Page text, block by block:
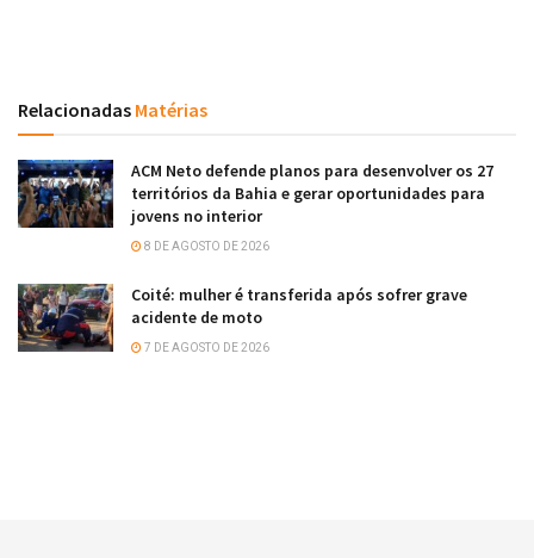
Relacionadas Matérias
ACM Neto defende planos para desenvolver os 27
territórios da Bahia e gerar oportunidades para
jovens no interior
8 DE AGOSTO DE 2026
Coité: mulher é transferida após sofrer grave
acidente de moto
7 DE AGOSTO DE 2026